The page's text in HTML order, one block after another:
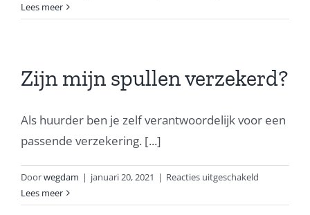
er
Lees meer
Zijn mijn spullen verzekerd?
Als huurder ben je zelf verantwoordelijk voor een
passende verzekering. [...]
Doorwegdam | januari 20, 2021 | Reacties uitgeschakeld
mijn
Lees meer